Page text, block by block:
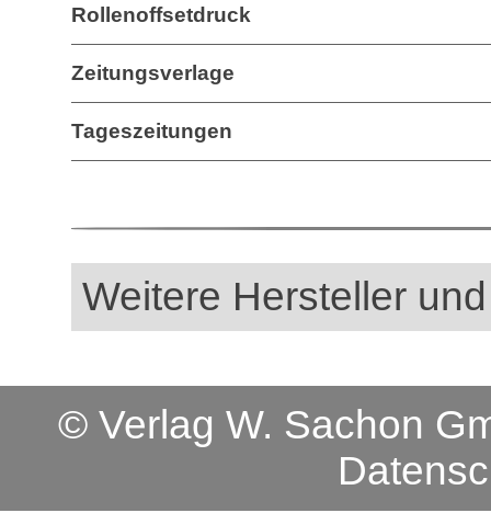
Rollenoffsetdruck
Zeitungsverlage
Tageszeitungen
Weitere Hersteller
© Verlag W. Sachon